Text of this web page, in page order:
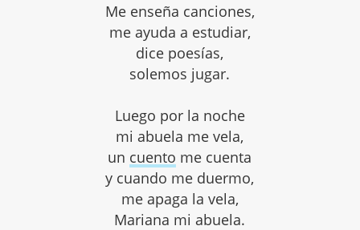
Me enseña canciones,
me ayuda a estudiar,
dice poesías,
solemos jugar.
Luego por la noche
mi abuela me vela,
un cuento me cuenta
y cuando me duermo,
me apaga la vela,
Mariana mi abuela.